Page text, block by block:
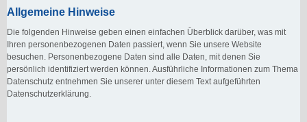
Allgemeine Hinweise
Die folgenden Hinweise geben einen einfachen Überblick darüber, was mit
Ihren personenbezogenen Daten passiert, wenn Sie unsere Website
besuchen. Personenbezogene Daten sind alle Daten, mit denen Sie
persönlich identifiziert werden können. Ausführliche Informationen zum Thema
Datenschutz entnehmen Sie unserer unter diesem Text aufgeführten
Datenschutzerklärung.